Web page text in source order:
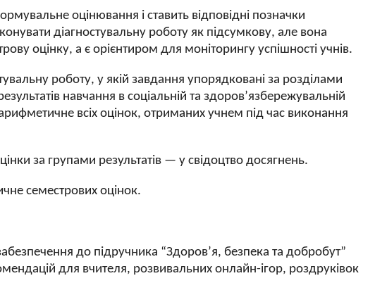
оцінювання і ставить відповідні позначки
діагностувальну роботу як підсумкову, але вона
оцінку, а є орієнтиром для моніторингу успішності учнів.
роботу, у якій завдання упорядковані за розділами
навчання в соціальній та здоров’язбережувальній
всіх оцінок, отриманих учнем під час виконання
за групами результатів — у свідоцтво досягнень.
семестрових оцінок.
до підручника “Здоров’я, безпека та добробут”
для вчителя, розвивальних онлайн-ігор, роздруківок